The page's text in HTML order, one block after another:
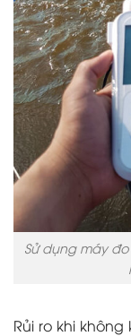
Sử dụng máy
Rủi ro khi